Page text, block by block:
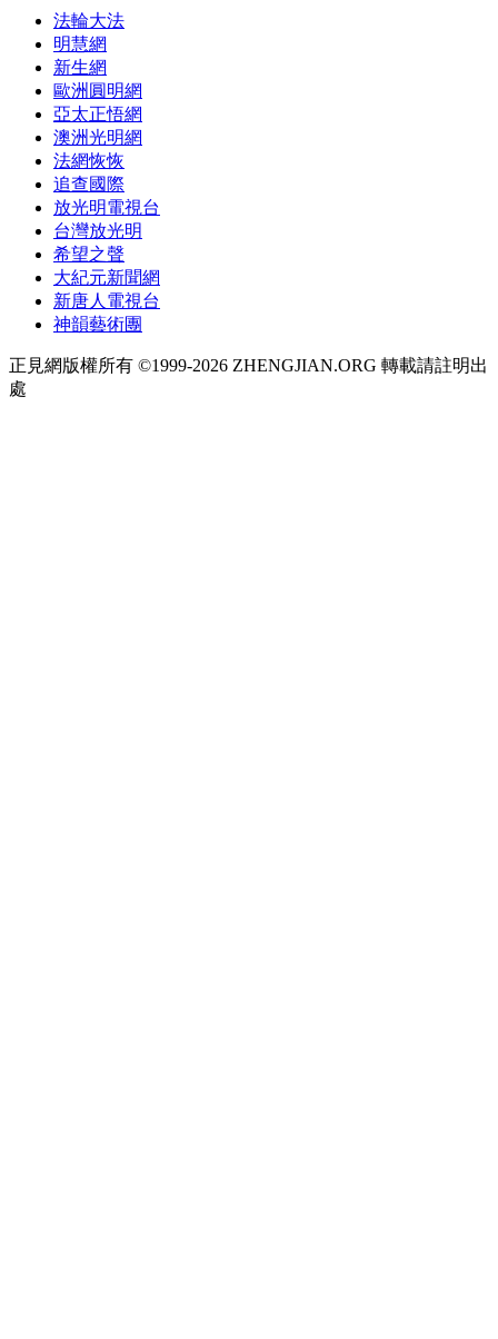
法輪大法
明慧網
新生網
歐洲圓明網
亞太正悟網
澳洲光明網
法網恢恢
追查國際
放光明電視台
台灣放光明
希望之聲
大紀元新聞網
新唐人電視台
神韻藝術團
正見網版權所有 ©1999-2026 ZHENGJIAN.ORG 轉載請註明出
處